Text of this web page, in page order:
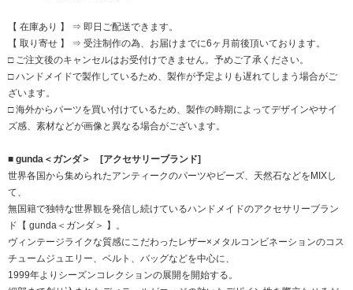
【 在庫あり 】 ⇒ 即日ご配送できます。
【 取り寄せ 】 ⇒ 受注制作の為、お届けまでに6ヶ月前後頂いております。
□ ご注文後のキャンセルはお受付けできません。予めご了承ください。
□ ハンドメイドで製作しているため、製作が予定よりも遅れてしまう場合がご
ざいます。
□ 海外からパーツを買い付けているため、製作の時期によってデザインやサイ
ズ感、素材などが画像と異なる場合がございます。
■ gunda＜ガンダ＞ [アクセサリーブランド]
世界各国から集められたアンティークのパーツやビーズ、天然石などをMIXし
て、
無国籍で独特な世界観を発信し続けているハンドメイドのアクセサリーブラン
ド【 gunda＜ガンダ＞ 】。
ヴィンテージライクな質感にこだわったレザー×メタルコンビネーションのコス
チュームジュエリー、ベルト、バッグなどを中心に、
1999年よりシーズンコレクションの展開を開始する。